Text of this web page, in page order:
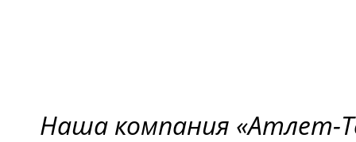
Наша компания «Атлет-